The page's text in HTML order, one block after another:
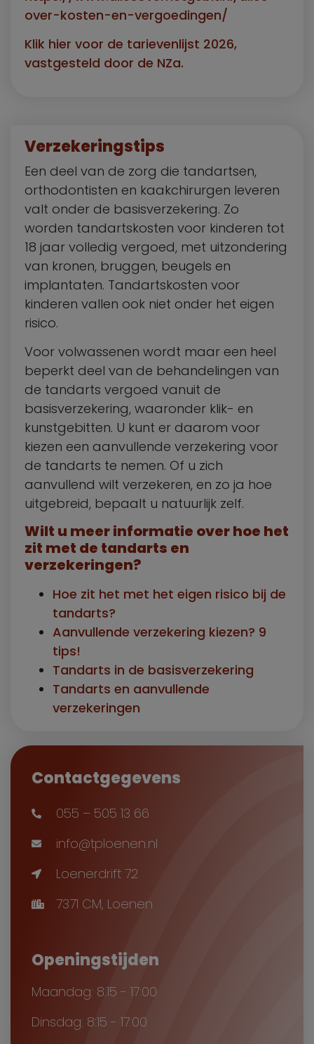
over-kosten-en-vergoedingen/
Klik hier voor de tarievenlijst 2026,
vastgesteld door de NZa.
Verzekeringstips
Een deel van de zorg die tandartsen,
orthodontisten en kaakchirurgen leveren
valt onder de basisverzekering. Zo
worden tandartskosten voor kinderen tot
18 jaar volledig vergoed, met uitzondering
van kronen, bruggen, beugels en
implantaten. Tandartskosten voor
kinderen vallen ook niet onder het eigen
risico.
Voor volwassenen wordt maar een heel
beperkt deel van de behandelingen van
de tandarts vergoed vanuit de
basisverzekering, waaronder klik- en
kunstgebitten. U kunt er daarom voor
kiezen een aanvullende verzekering voor
de tandarts te nemen. Of u zich
aanvullend wilt verzekeren, en zo ja hoe
uitgebreid, bepaalt u natuurlijk zelf.
Wilt u meer informatie over hoe het
zit met de tandarts en
verzekeringen?
Hoe zit het met het eigen risico bij de
tandarts?
Aanvullende verzekering kiezen? 9
tips!
Tandarts in de basisverzekering
Tandarts en aanvullende
verzekeringen
Contactgegevens
055 – 505 13 66
info@tploenen.nl
Loenerdrift 72
7371 CM, Loenen
Openingstijden
Maandag: 8:15 - 17:00
Dinsdag: 8:15 - 17:00